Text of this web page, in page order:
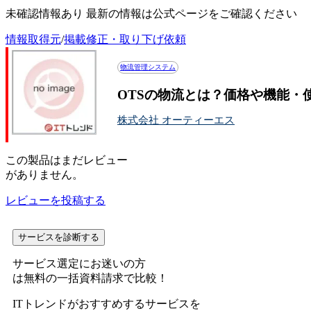
未確認情報あり 最新の情報は公式ページをご確認ください
情報取得元/掲載修正・取り下げ依頼
物流管理システム
OTSの物流とは？価格や機能・
株式会社 オーティーエス
この製品はまだレビュー
がありません。
レビューを投稿する
サービスを診断する
サービス選定にお迷いの方
は無料の一括資料請求で比較！
ITトレンドがおすすめするサービスを